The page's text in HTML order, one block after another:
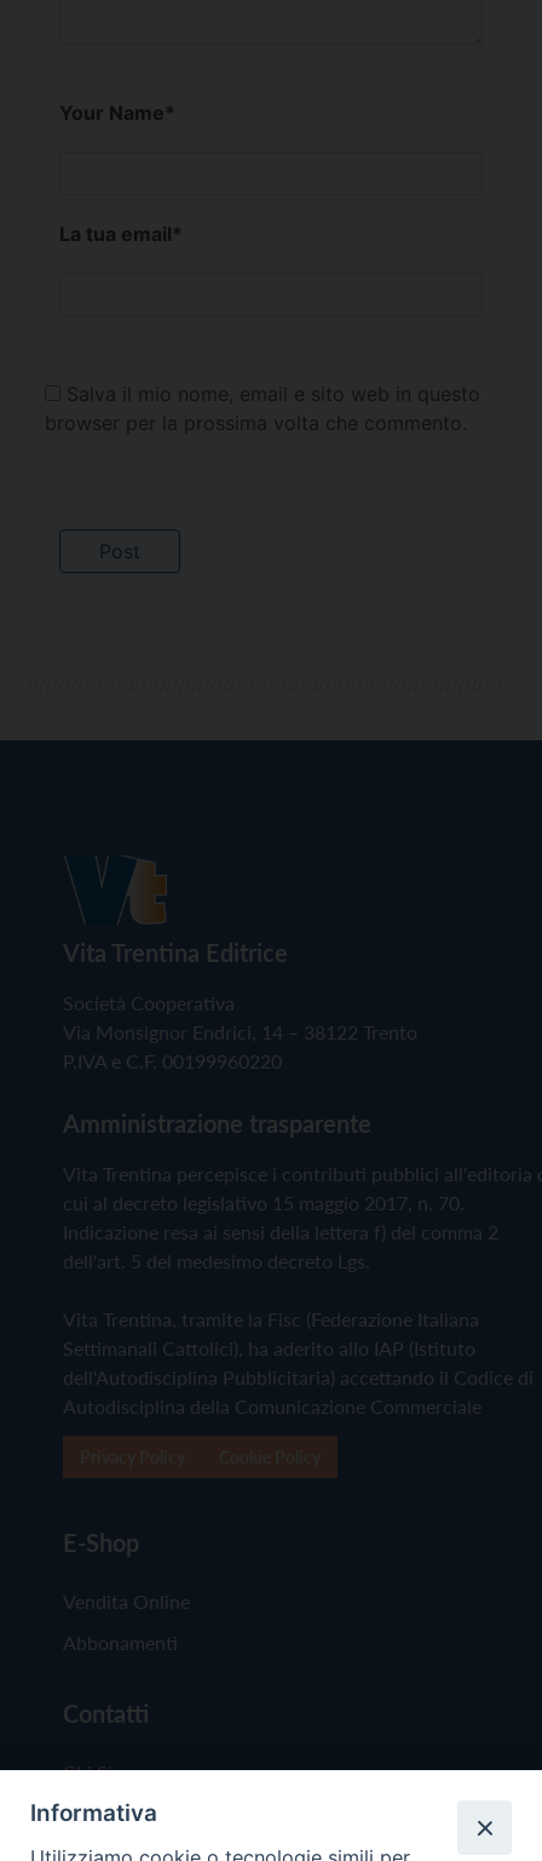
Your Name*
La tua email*
Salva il mio nome, email e sito web in questo
browser per la prossima volta che commento.
Vita Trentina Editrice
Società Cooperativa
Via Monsignor Endrici, 14 – 38122 Trento
P.IVA e C.F. 00199960220
Amministrazione trasparente
Vita Trentina percepisce i contributi pubblici all'editoria
cui al decreto legislativo 15 maggio 2017, n. 70.
Indicazione resa ai sensi della lettera f) del comma 2
dell'art. 5 del medesimo decreto Lgs.
Vita Trentina, tramite la Fisc (Federazione Italiana
Settimanali Cattolici), ha aderito allo IAP (Istituto
dell'Autodisciplina Pubblicitaria) accettando il Codice di
Autodisciplina della Comunicazione Commerciale
E-Shop
Vendita Online
Abbonamenti
Contatti
Chi Siamo
Redazione
Scrivici
Informativa